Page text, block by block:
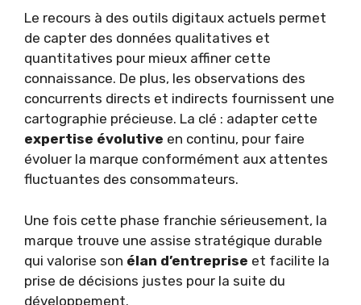
Le recours à des outils digitaux actuels permet
de capter des données qualitatives et
quantitatives pour mieux affiner cette
connaissance. De plus, les observations des
concurrents directs et indirects fournissent une
cartographie précieuse. La clé : adapter cette
expertise évolutive en continu, pour faire
évoluer la marque conformément aux attentes
fluctuantes des consommateurs.
Une fois cette phase franchie sérieusement, la
marque trouve une assise stratégique durable
qui valorise son élan d’entreprise et facilite la
prise de décisions justes pour la suite du
développement.